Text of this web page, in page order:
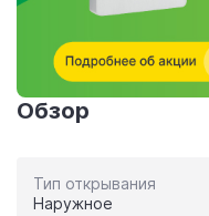
Обзор
Тип открывания
Наружное